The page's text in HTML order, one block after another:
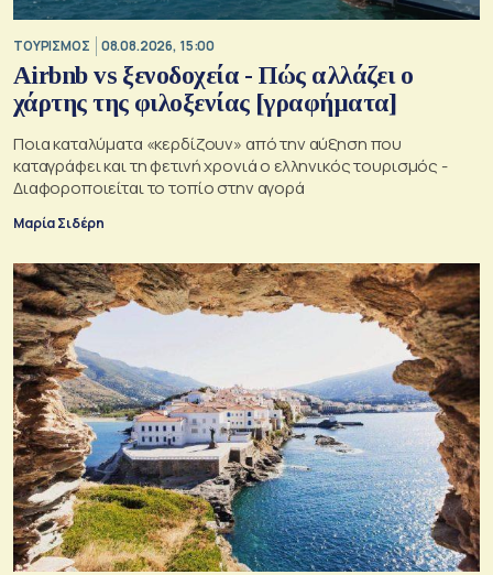
ΤΟΥΡΙΣΜΟΣ 08.08.2026, 15:00
Airbnb vs ξενοδοχεία - Πώς αλλάζει ο
χάρτης της φιλοξενίας [γραφήματα]
Ποια καταλύματα «κερδίζουν» από την αύξηση που
καταγράφει και τη φετινή χρονιά ο ελληνικός τουρισμός -
Διαφοροποιείται το τοπίο στην αγορά
Μαρία Σιδέρη